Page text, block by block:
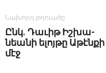
Նախորդ յօդուածը
Ընկ. ­Դա­ւիթ Իշ­խա­
նեա­նի ե­լոյ­թը Ա­թէն­քի
մէջ